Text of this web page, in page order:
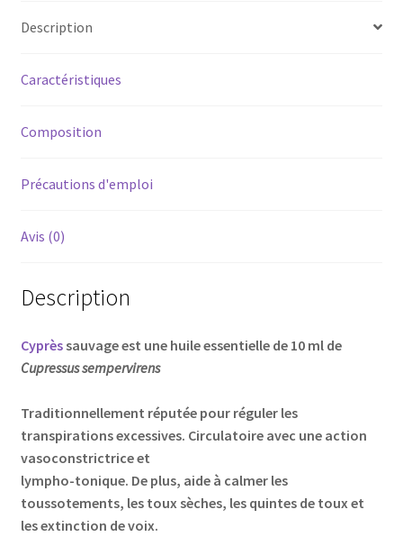
Description
Caractéristiques
Composition
Précautions d'emploi
Avis (0)
Description
Cyprèssauvage est une huile essentielle de 10 ml de
Cupressus sempervirens
Traditionnellement réputée pour réguler les
transpirations excessives. Circulatoire avec une action
vasoconstrictrice et
lympho-tonique. De plus, aide à calmer les
toussotements, les toux sèches, les quintes de toux et
les extinction de voix.